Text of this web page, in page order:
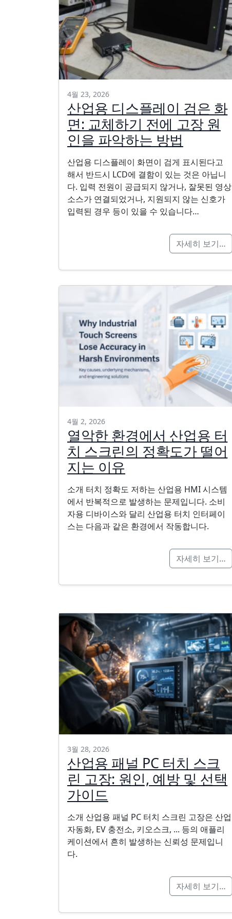
4월 23, 2026
산업용 디스플레이 검은 화
면: 교체하기 전에 고장 원
인을 파악하는 방법
산업용 디스플레이 화면이 검게 표시된다고
해서 반드시 LCD에 결함이 있는 것은 아닙니
다. 입력 전원이 공급되지 않거나, 잘못된 영상
소스가 연결되었거나, 지원되지 않는 신호가
입력된 경우 등이 있을 수 있습니다…
자세히 보기…
4월 2, 2026
열악한 환경에서 산업용 터
치 스크린의 정확도가 떨어
지는 이유
소개 터치 정확도 저하는 산업용 HMI 시스템
에서 반복적으로 발생하는 문제입니다. 소비
자용 디바이스와 달리 산업용 터치 인터페이
스는 다음과 같은 환경에서 작동합니다.
자세히 보기…
3월 28, 2026
산업용 패널 PC 터치 스크
린 고장: 원인, 예방 및 선택
가이드
소개 산업용 패널 PC 터치 스크린 고장은 산업
자동화, EV 충전소, 키오스크, ... 등의 애플리
케이션에서 흔히 발생하는 신뢰성 문제입니
다.
자세히 보기…